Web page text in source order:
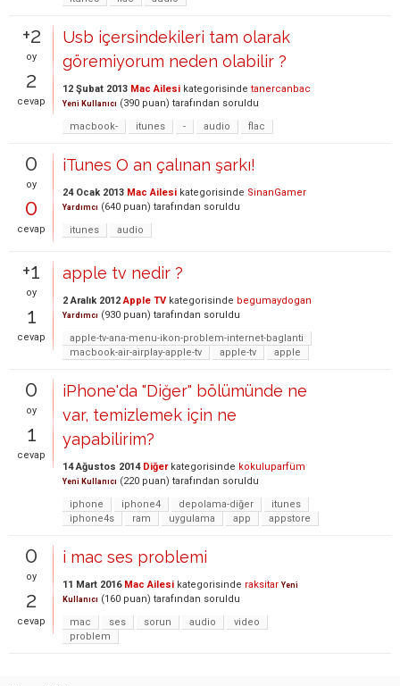
+2
oy
2
cevap
Usb içersindekileri tam olarak
göremiyorum neden olabilir ?
12 Şubat 2013 Mac Ailesi kategorisinde tanercanbac
Yeni Kullanıcı (390 puan) tarafından soruldu
macbook-
itunes - audio flac
0
oy
0
cevap
iTunes O an çalınan şarkı!
24 Ocak 2013 Mac Ailesi kategorisinde SinanGamer
Yardımcı (640 puan) tarafından soruldu
itunes
audio
+1
oy
1
cevap
apple tv nedir ?
2 Aralık 2012 Apple TV kategorisinde begumaydogan
Yardımcı (930 puan) tarafından soruldu
apple-tv-ana-menu-ikon-problem-internet-baglanti
macbook-air-airplay-apple-tv
apple-tv apple
0
oy
1
cevap
iPhone'da "Diğer" bölümünde ne
var, temizlemek için ne
yapabilirim?
14 Ağustos 2014 Diğerkategorisinde kokuluparfüm
Yeni Kullanıcı (220 puan) tarafından soruldu
iphone
iphone4 depolama-diğer
itunes
iphone4s
ram uygulama app appstore
0
oy
2
cevap
i mac ses problemi
11 Mart 2016 Mac Ailesi kategorisinde raksitar Yeni
Kullanıcı (160 puan) tarafından soruldu
mac
ses sorun audio
video
problem